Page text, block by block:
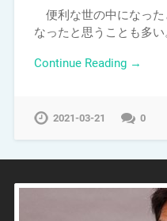
便利な世の中になった
なったと思うことも多
Continue Reading →
2021-03-21 0